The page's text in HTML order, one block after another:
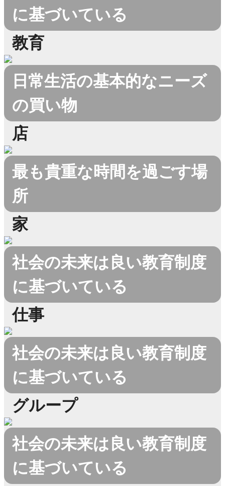
に基づいている
教育
日常生活の基本的なニーズ
の買い物
店
最も貴重な時間を過ごす場
所
家
社会の未来は良い教育制度
に基づいている
仕事
社会の未来は良い教育制度
に基づいている
グループ
社会の未来は良い教育制度
に基づいている